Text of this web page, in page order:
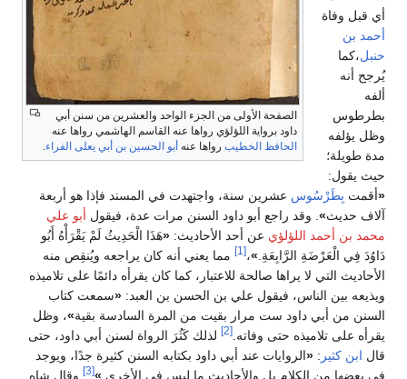
الصفحة الأولى من الجزء الواحد والعشرين من سنن أبي
داود برواية اللؤلؤي رواها عنه القاسم الهاشمي رواها عنه
الحافظ الخطيب رواها عنه أبو الحسين بن أبي يعلى الفراء.
أي قبل وفاة
أحمد بن
حنبل،كما
يُرجح أنه
ألفه
بطرطوس
وظل يؤلفه
مدة طويلة؛
حيث يقول:
«أقمت بِطَرْسُوس عشرين سنة، واجتهدت في المسند فإذا هو أربعة
آلاف حديث». وقد راجع أبو داود السنن مرات عدة، فيقول أبو علي
محمد بن أحمد اللؤلؤي عن أحد الأحاديث: «هَذَا الْحَدِيثُ لَمْ يَقْرَأْهُ أَبُو
دَاوُدَ فِي الْعَرْضَةِ الرَّابِعَةِ.»،[1]
مما يعني أنه كان يراجعه ويُنقِص منه
الأحاديث التي لا يراها صالحة للاعتبار، كما كان يقرأه دائمًا على تلاميذه
ويذيعه بين الناس، فيقول علي بن الحسن بن العبد: «سمعت كتاب
السنن من أبي داود ست مرار بقيت من المرة السادسة بقية»، وظل
يقرأه على تلاميذه حتى وفاته.[2]
لذلك كَثُرَ الرواة لسنن أبي داود، حتى
قال ابن كثير :
«الروايات عند أبي داود بكتابه السنن كثيرة جدًا، ويوجد
في بعضها من الكلام بل والأحاديث ما ليس في الأخرى. »
[3] وقال شاه